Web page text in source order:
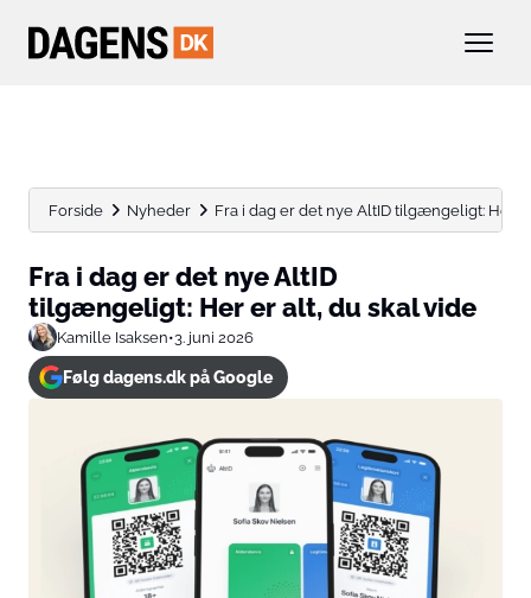
Forside Nyheder Fra i dag er det nye AltID tilgængeligt: Her
Fra i dag er det nye AltID
tilgængeligt: Her er alt, du skal vide
Kamille Isaksen•3. juni 2026
Følg dagens.dk på Google